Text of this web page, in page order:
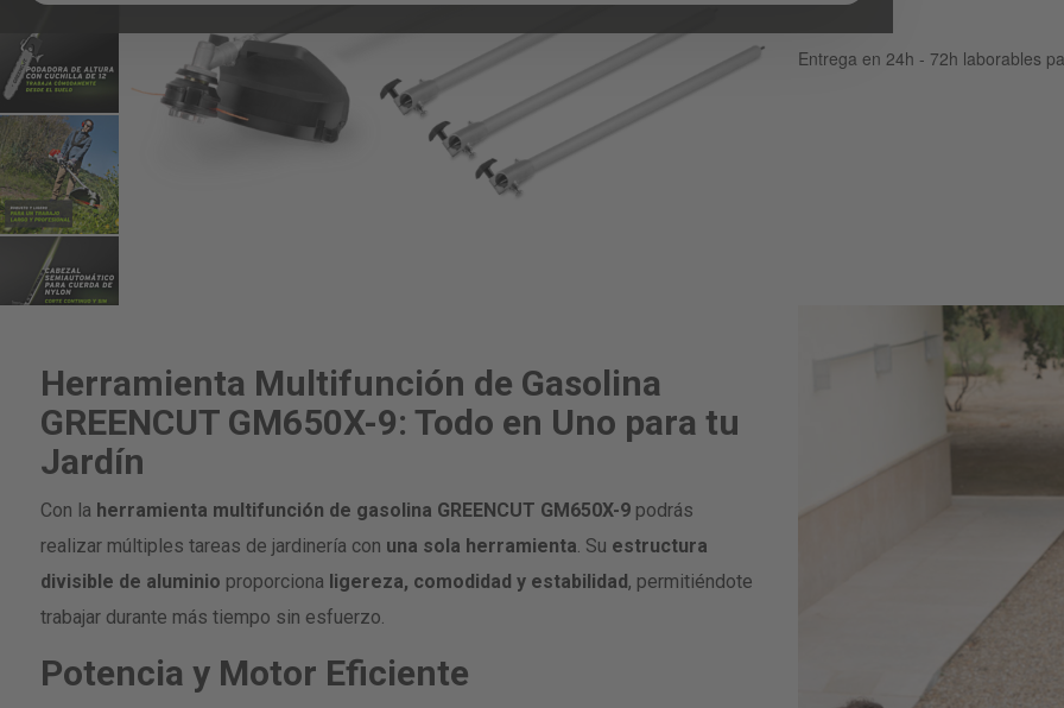
beginning
Entrega en 24h - 72h laborables
Herramienta Multifunción de Gasolina
GREENCUT GM650X-9: Todo en Uno para tu
Jardín
Con la herramienta multifunción de gasolina GREENCUT GM650X-9podrás
realizar múltiples tareas de jardinería con una sola herramienta . Su estructura
divisible de aluminio proporciona ligereza, comodidad y estabilidad, permitiéndote
trabajar durante más tiempo sin esfuerzo.
Potencia y Motor Eficiente